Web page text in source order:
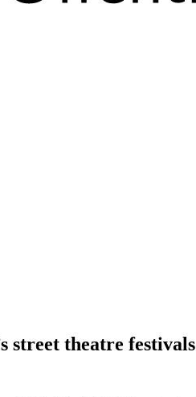
street theatre festivals